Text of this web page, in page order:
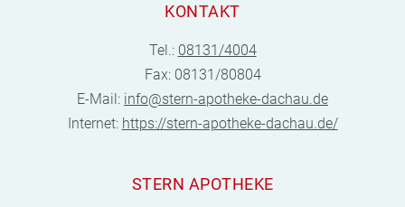
KONTAKT
Tel.: 08131/4004
Fax: 08131/80804
E-Mail: info@stern-apotheke-dachau.de
Internet: https://stern-apotheke-dachau.de/
STERN APOTHEKE